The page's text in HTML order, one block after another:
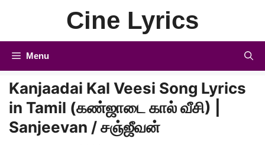
Cine Lyrics
Menu
Kanjaadai Kal Veesi Song Lyrics
in Tamil (கண்ஜாடை கால் வீசி) |
Sanjeevan / சஞ்ஜீவன்